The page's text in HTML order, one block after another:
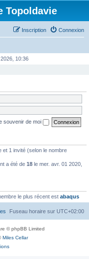
Topoldavie
Connexion
Inscription
10:36
souvenir de moi
et 1 invité (selon le nombre
a été de 18 le mer. avr. 01 2020,
le plus récent est abaqus
Fuseau horaire sur UTC+02:00
© phpBB Limited
Miles Cellar